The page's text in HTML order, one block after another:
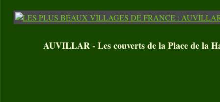
AUVILLAR - Les couverts de la Place de la